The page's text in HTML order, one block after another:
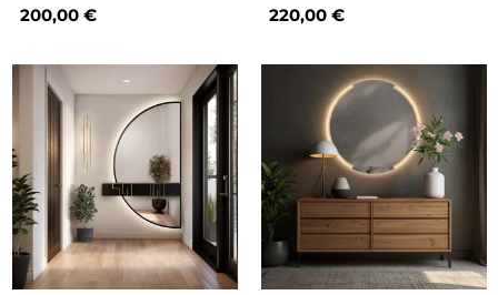
200,00 €
220,00 €